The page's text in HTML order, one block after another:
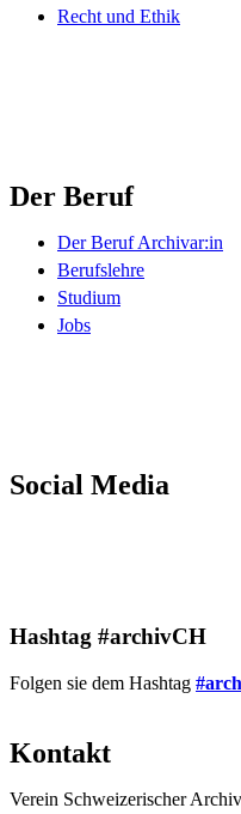
Recht und Ethik
Der Beruf
Der Beruf Archivar:in
Berufslehre
Studium
Jobs
Social Media
Hashtag #archivCH
Folgen sie dem Hashtag
Kontakt
Verein Schweizerischer